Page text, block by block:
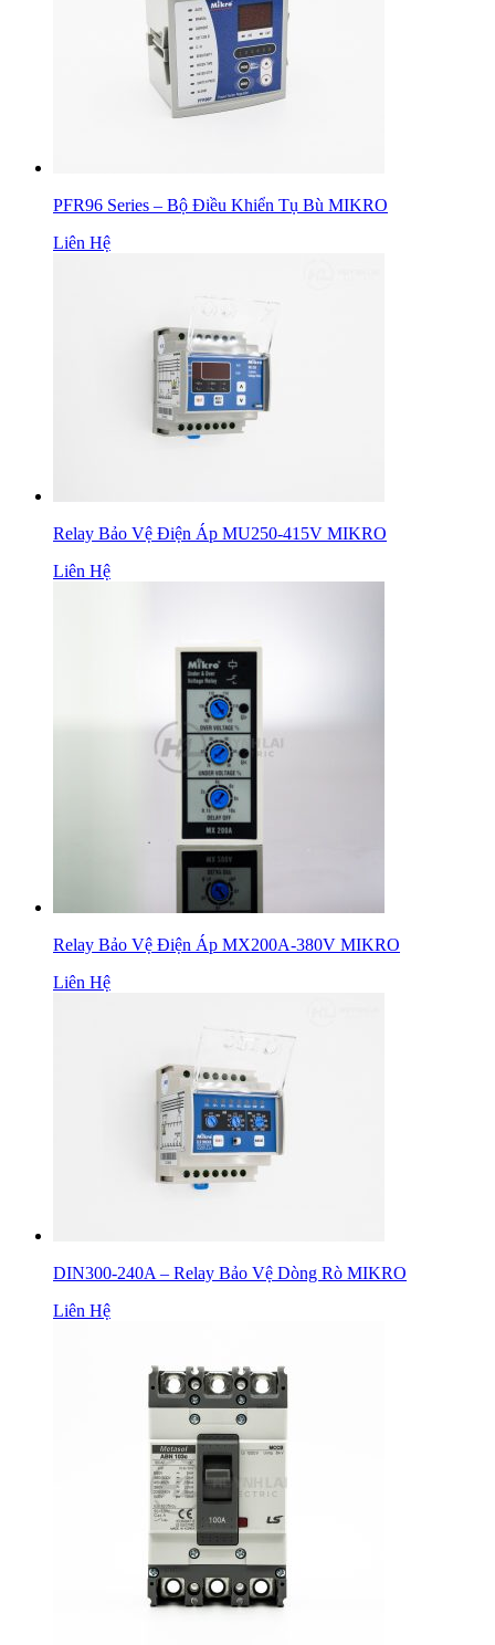
PFR96 Series – Bộ Điều Khiển Tụ Bù MIKRO
Liên Hệ
Relay Bảo Vệ Điện Áp MU250-415V MIKRO
Liên Hệ
Relay Bảo Vệ Điện Áp MX200A-380V MIKRO
Liên Hệ
DIN300-240A – Relay Bảo Vệ Dòng Rò MIKRO
Liên Hệ